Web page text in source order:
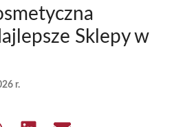
Sklepy w
r.